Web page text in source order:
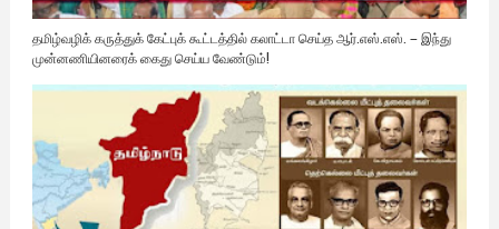
தமிழ்வழிக் கருத்துக் கேட்புக் கூட்டத்தில் கலாட்டா செய்த ஆர்.எஸ்.எஸ். – இந்து
முன்னணியினரைக் கைது செய்ய வேண்டும்!